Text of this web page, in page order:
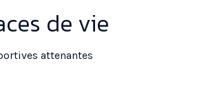
de vie
attenantes